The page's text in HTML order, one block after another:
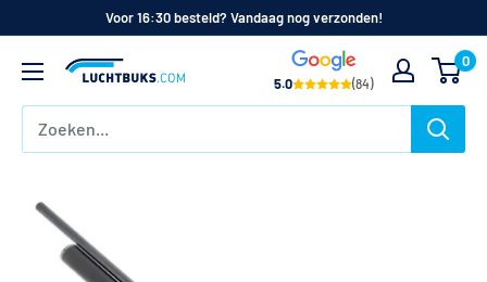
inhoud
Voor 16:30 besteld? Vandaag nog verzonden!
Luchtbuks.com
5.0 (84)
0